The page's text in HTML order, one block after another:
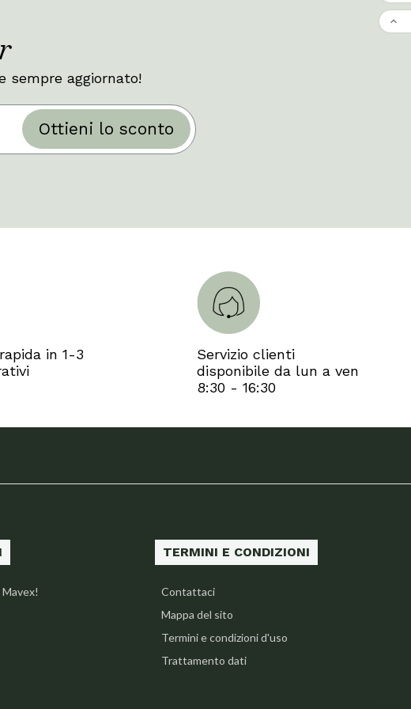
sempre aggiornato!
Ottieni lo sconto
in 1-3
Servizio clienti
disponibile da lun a ven
8:30 - 16:30
TERMINI E CONDIZIONI
Contattaci
Mappa del sito
Termini e condizioni d'uso
Trattamento dati
